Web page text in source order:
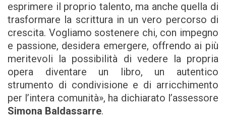
esprimere il proprio talento, ma anche quella di
trasformare la scrittura in un vero percorso di
crescita. Vogliamo sostenere chi, con impegno
e passione, desidera emergere, offrendo ai più
meritevoli la possibilità di vedere la propria
opera diventare un libro, un autentico
strumento di condivisione e di arricchimento
per l’intera comunità», ha dichiarato l’assessore
Simona Baldassarre.